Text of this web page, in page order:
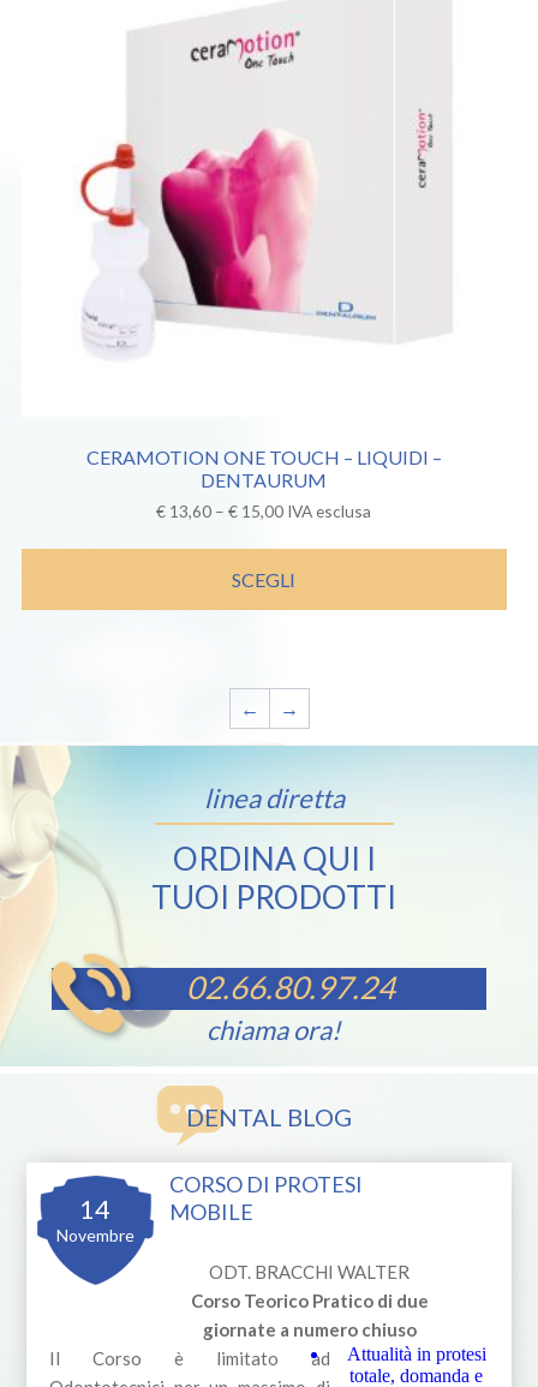
CERAMOTION ONE TOUCH – LIQUIDI –
DENTAURUM
€ 13,60 –€ 15,00 IVA esclusa
SCEGLI
← →
linea diretta
ORDINA QUI I
TUOI PRODOTTI
02.66.80.97.24
chiama ora!
DENTAL BLOG
14
Novembre
CORSO DI PROTESI
MOBILE
ODT. BRACCHI WALTER
Corso Teorico Pratico di due
giornate a numero chiuso
Il Corso è limitato ad
Attualità in protesi
totale, domanda e